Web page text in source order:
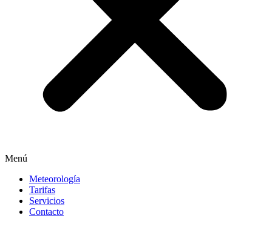
Menú
Meteorología
Tarifas
Servicios
Contacto